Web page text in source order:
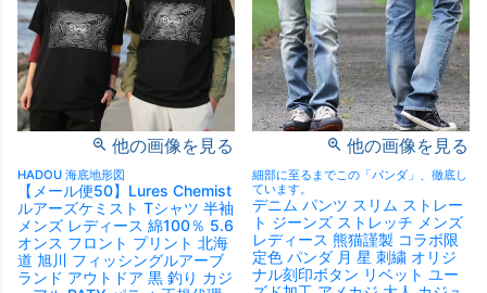
他の画像を見る
HADOU 海底地形図
【メール便50】Lures Chemist
ルアーズケミスト Tシャツ 半袖
メンズ レディース 綿100％ 5.6
オンス フロント プリント 北海
道 旭川 フィッシングルアーブ
ランド アウトドア 黒 釣り カジ
他の画像を見る
細部に至るまでこの「パンダ」、徹底し
ています。
デニム パンツ スリム ストレー
ト ジーンズ ストレッチ メンズ
レディース 熊猫謹製 コラボ限
定色 パンダ 月 星 刺繍 オリジ
ナル刻印ボタン リベット ユー